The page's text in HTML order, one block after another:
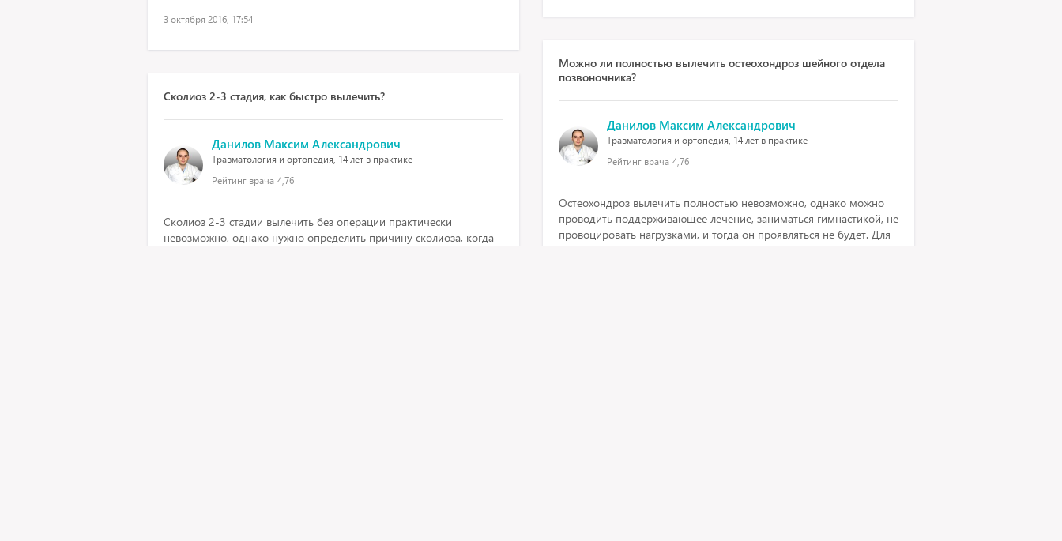
3 октября 2016, 17:54
Сколиоз 2-3 стадия, как быстро вылечить?
Данилов Максим Александрович
Травматология и ортопедия, 14 лет в практике
Рейтинг врача 4,76
Сколиоз 2-3 стадии вылечить без операции практически
невозможно, однако нужно определить причину сколиоза, когда
Можно ли полностью вылечить остеохондроз шейного отдела
позвоночника?
Данилов Максим Александрович
Травматология и ортопедия, 14 лет в практике
Рейтинг врача 4,76
Остеохондроз вылечить полностью невозможно, однако можно
проводить поддерживающее лечение, заниматься гимнастикой, не
провоцировать нагрузками, и тогда он проявляться не будет. Для